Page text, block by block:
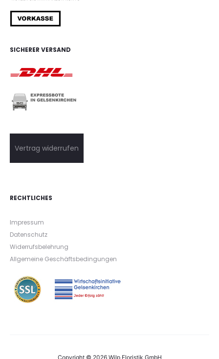
SICHERER VERSAND
Vertrag widerrufen
RECHTLICHES
Impressum
Datenschutz
Widerrufsbelehrung
Allgemeine Geschäftsbedingungen
Copyright © 2026 Wilp Floristik GmbH